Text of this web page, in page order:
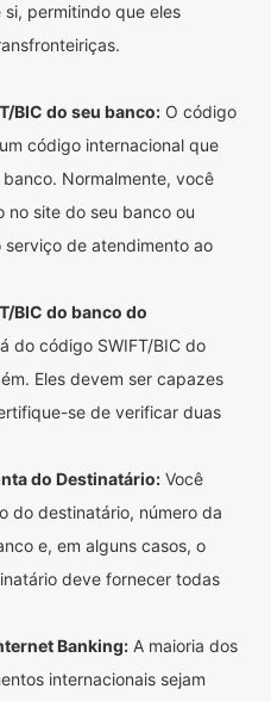
permitindo que eles
BIC do seu banco: O código
código internacional que
Normalmente, você
no site do seu banco ou
de atendimento ao
BIC do banco do
do código SWIFT/BIC do
Eles devem ser capazes
se de verificar duas
do Destinatário: Você
do destinatário, número da
e, em alguns casos, o
deve fornecer todas
Banking: A maioria dos
internacionais sejam